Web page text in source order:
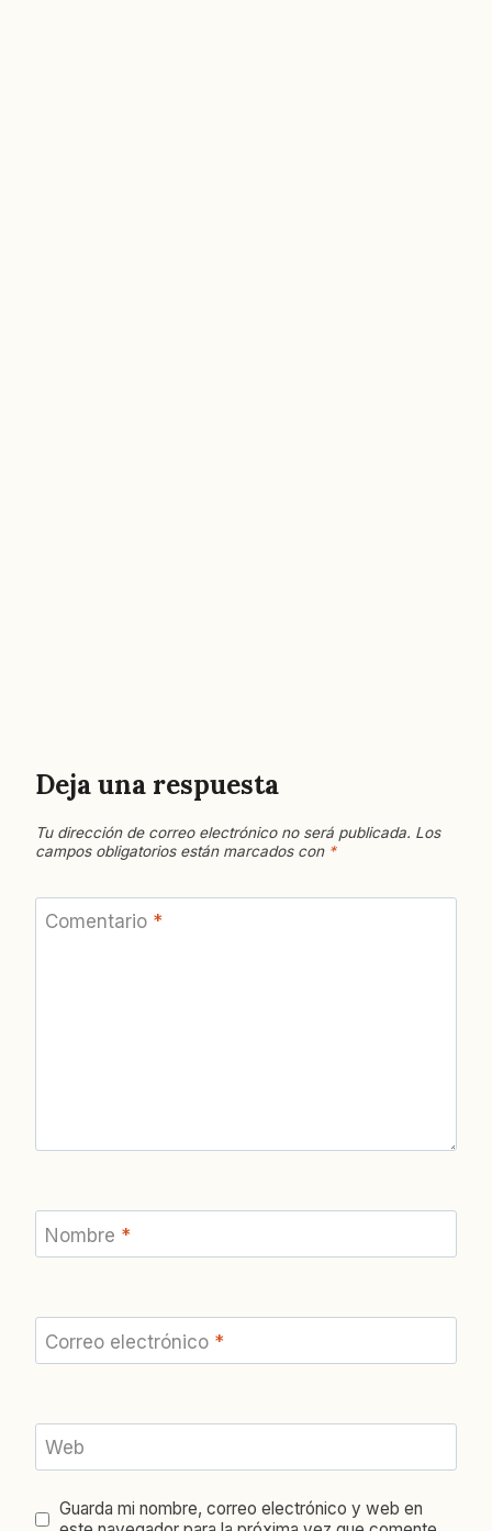
Deja una respuesta
Tu dirección de correo electrónico no será publicada. Los
campos obligatorios están marcados con *
Comentario *
Nombre *
Correo electrónico *
Web
Guarda mi nombre, correo electrónico y web en